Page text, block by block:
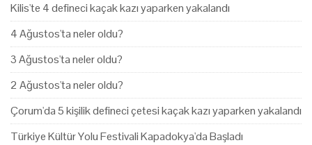
Kilis'te 4 defineci kaçak kazı yaparken yakalandı
4 Ağustos'ta neler oldu?
3 Ağustos'ta neler oldu?
2 Ağustos'ta neler oldu?
Çorum'da 5 kişilik defineci çetesi kaçak kazı yaparken yakalandı
Türkiye Kültür Yolu Festivali Kapadokya'da Başladı